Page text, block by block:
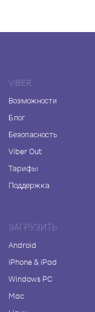
VIBER
Возможности
Блог
Безопасность
Viber Out
Тарифы
Поддержка
ЗАГРУЗИТЬ
Android
iPhone & iPad
Windows PC
Mac